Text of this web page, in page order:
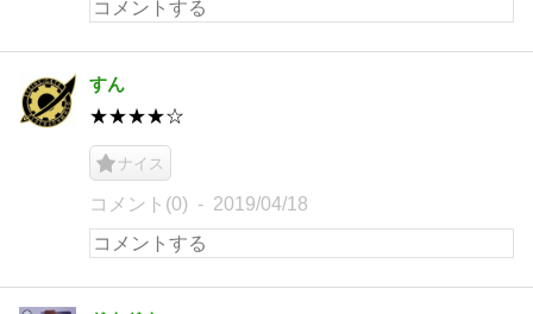
すん
★★★★☆
ナイス
コメント(0) 2019/04/18